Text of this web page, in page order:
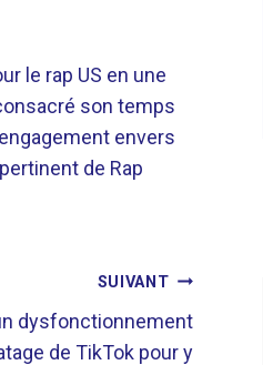
le rap US en une
son temps
envers
de Rap
SUIVANT
dysfonctionnement
de TikTok pour y